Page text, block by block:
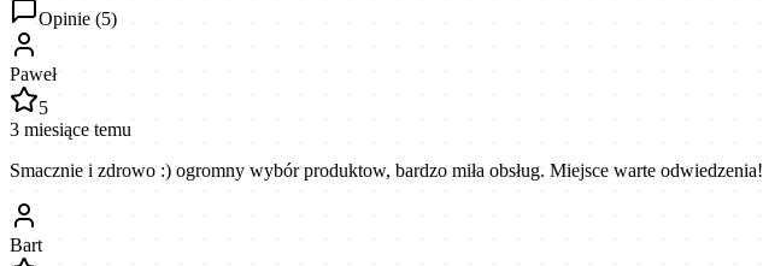
Opinie (5)
Paweł
5
3 miesiące temu
Smacznie i zdrowo :) ogromny wybór produktow, bardzo miła obsług. Miejsce warte odwiedzenia!
Bart